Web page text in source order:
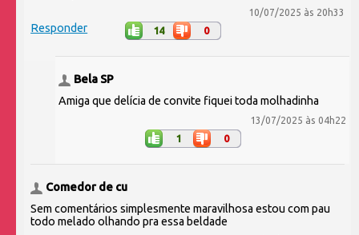
10/07/2025 às 20h33
Responder 14 0
Bela SP
Amiga que delícia de convite fiquei toda molhadinha
13/07/2025 às 04h22
1 0
Comedor de cu
Sem comentários simplesmente maravilhosa estou com pau
todo melado olhando pra essa beldade